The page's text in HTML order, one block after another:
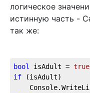
логическое
истинную часть -
так же:
bool isAdult = true
if (isAdult)